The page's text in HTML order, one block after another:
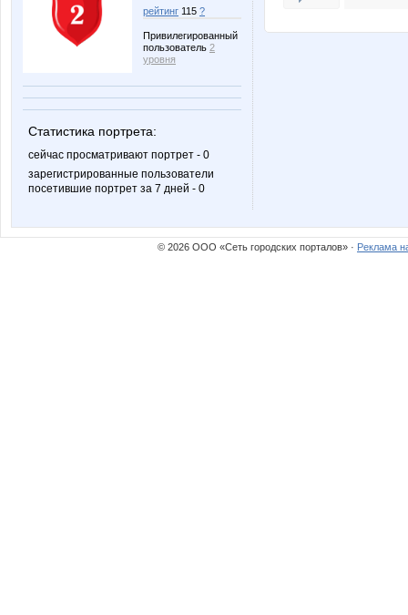
рейтинг 115 ?
Привилегированный
пользователь 2
уровня
Статистика портрета:
сейчас просматривают портрет - 0
зарегистрированные пользователи
посетившие портрет за 7 дней - 0
© 2026 ООО «Сеть городских порталов» · Реклама